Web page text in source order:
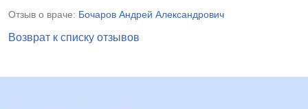
Отзыв о враче: Бочаров Андрей Александрович
Возврат к списку отзывов